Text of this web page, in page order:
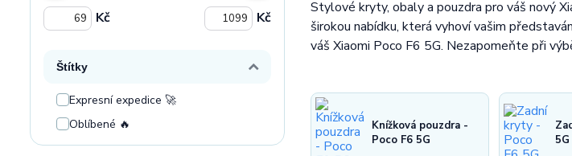
Kč Kč
Štítky
Expresní expedice 🚀
Oblíbené 🔥
Stylové kryty, obaly a pouzdra pro váš nový
širokou nabídku, která vyhoví vašim
váš Xiaomi Poco F6 5G. Nezapomeňte při
Knížková pouzdra -
Poco F6 5G
5G